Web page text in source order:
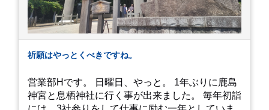
祈願はやっとくべきですね。
営業部Hです。 日曜日、やっと。 1年ぶりに鹿島
神宮と息栖神社に行く事が出来ました。 毎年初詣